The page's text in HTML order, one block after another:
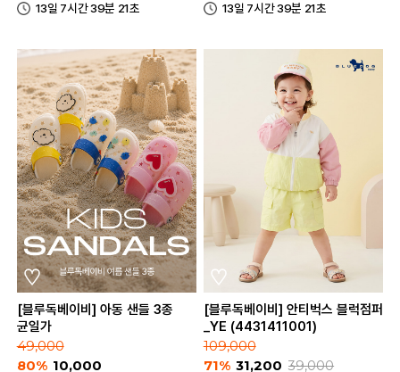
13일 7시간 39분 21초 13일 7시간 39분 21초
[블루독베이비] 아동 샌들 3종
균일가
49,000
80% 10,000
[블루독베이비] 안티벅스 블럭점퍼
_YE (4431411001)
109,000
71% 31,200 39,000